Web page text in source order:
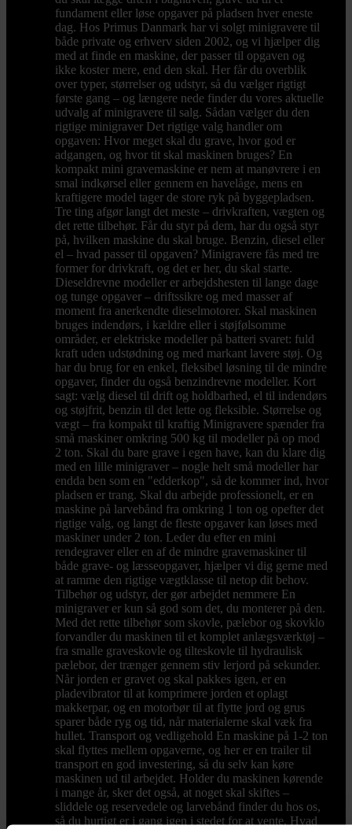
fundament eller løse opgaver på pladsen hver eneste
dag. Hos Primus Danmark har vi solgt minigravere til
både private og erhverv siden 2002, og vi hjælper dig
med at finde en maskine, der passer til opgaven og
ikke koster mere, end den skal. Her får du overblik
over typer, størrelser og udstyr, så du vælger rigtigt
første gang – og længere nede finder du vores aktuelle
udvalg af minigravere til salg. Sådan vælger du den
rigtige minigraver Det rigtige valg handler om
opgaven: Hvor meget skal du grave, hvor god er
adgangen, og hvor tit skal maskinen bruges? En
kompakt mini gravemaskine er nem at manøvrere i en
smal indkørsel eller gennem en havelåge, mens en
kraftigere model tager de store ryk på byggepladsen.
Tre ting afgør langt det meste – drivkraften, vægten og
det rette tilbehør. Får du styr på dem, har du også styr
på, hvilken maskine du skal bruge. Benzin, diesel eller
el – hvad passer til opgaven? Minigravere fås med tre
former for drivkraft, og det er her, du skal starte.
Dieseldrevne modeller er arbejdshesten til lange dage
og tunge opgaver – driftssikre og med masser af
moment fra anerkendte dieselmotorer. Skal maskinen
bruges indendørs, i kældre eller i støjfølsomme
områder, er elektriske modeller på batteri svaret: fuld
kraft uden udstødning og med markant lavere støj. Og
har du brug for en enkel, fleksibel løsning til de mindre
opgaver, finder du også benzindrevne modeller. Kort
sagt: vælg diesel til drift og holdbarhed, el til indendørs
og støjfrit, benzin til det lette og fleksible. Størrelse og
vægt – fra kompakt til kraftig Minigravere spænder fra
små maskiner omkring 500 kg til modeller på op mod
2 ton. Skal du bare grave i egen have, kan du klare dig
med en lille minigraver – nogle helt små modeller har
endda ben som en "edderkop", så de kommer ind, hvor
pladsen er trang. Skal du arbejde professionelt, er en
maskine på larvebånd fra omkring 1 ton og opefter det
rigtige valg, og langt de fleste opgaver kan løses med
maskiner under 2 ton. Leder du efter en mini
rendegraver eller en af de mindre gravemaskiner til
både grave- og læsseopgaver, hjælper vi dig gerne med
at ramme den rigtige vægtklasse til netop dit behov.
Tilbehør og udstyr, der gør arbejdet nemmere En
minigraver er kun så god som det, du monterer på den.
Med det rette tilbehør som skovle, pælebor og skovklo
forvandler du maskinen til et komplet anlægsværktøj –
fra smalle graveskovle og tilteskovle til hydraulisk
pælebor, der trænger gennem stiv lerjord på sekunder.
Når jorden er gravet og skal pakkes igen, er en
pladevibrator til at komprimere jorden et oplagt
makkerpar, og en motorbør til at flytte jord og grus
sparer både ryg og tid, når materialerne skal væk fra
hullet. Transport og vedligehold En maskine på 1-2 ton
skal flyttes mellem opgaverne, og her er en trailer til
transport en god investering, så du selv kan køre
maskinen ud til arbejdet. Holder du maskinen kørende
i mange år, sker det også, at noget skal skiftes –
sliddele og reservedele og larvebånd finder du hos os,
så du hurtigt er i gang igen i stedet for at vente. Hvad